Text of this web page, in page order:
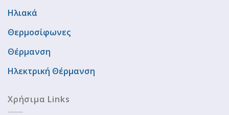
Ηλιακά
Θερμοσίφωνες
Θέρμανση
Ηλεκτρική Θέρμανση
Χρήσιμα Links